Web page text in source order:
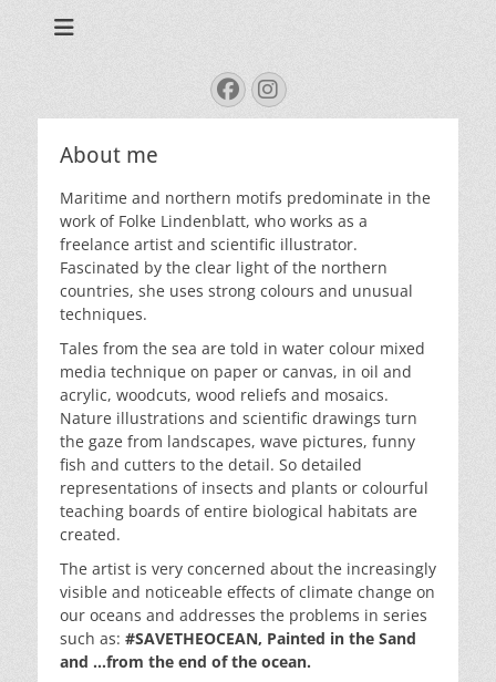
for:
Facebook
Instagram
About me
Maritime and northern motifs predominate in the
work of Folke Lindenblatt, who works as a
freelance artist and scientific illustrator.
Fascinated by the clear light of the northern
countries, she uses strong colours and unusual
techniques.
Tales from the sea are told in water colour mixed
media technique on paper or canvas, in oil and
acrylic, woodcuts, wood reliefs and mosaics.
Nature illustrations and scientific drawings turn
the gaze from landscapes, wave pictures, funny
fish and cutters to the detail. So detailed
representations of insects and plants or colourful
teaching boards of entire biological habitats are
created.
The artist is very concerned about the increasingly
visible and noticeable effects of climate change on
our oceans and addresses the problems in series
such as: #SAVETHEOCEAN, Painted in the Sand
and …from the end of the ocean.